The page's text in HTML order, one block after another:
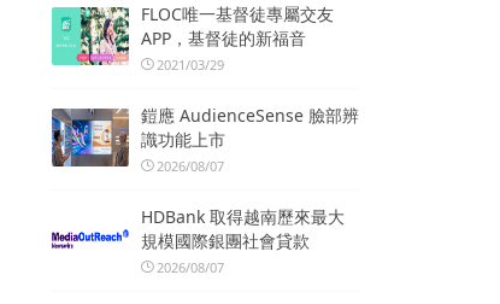
FLOC唯一基督徒專屬交友
APP，基督徒的新福音
2021/03/29
鎧應 AudienceSense 臉部辨
識功能上市
2026/08/07
HDBank 取得越南歷來最大
規模國際銀團社會貸款
2026/08/07